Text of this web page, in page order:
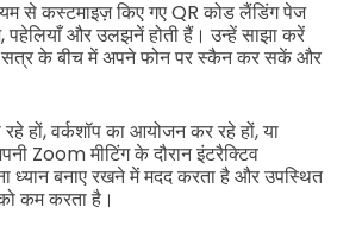
से कस्टमाइज़ किए गए QR कोड लैंडिंग पेज
पहेलियाँ और उलझनें होती हैं। उन्हें साझा करें
सत्र के बीच में अपने फोन पर स्कैन कर सकें और
हों, वर्कशॉप का आयोजन कर रहे हों, या
Zoom मीटिंग के दौरान इंटरैक्टिव
ध्यान बनाए रखने में मदद करता है और उपस्थित
कम करता है।